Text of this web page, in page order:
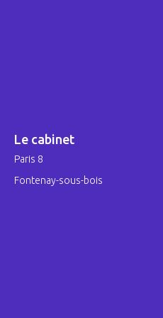
Le cabinet
Paris 8
Fontenay-sous-bois